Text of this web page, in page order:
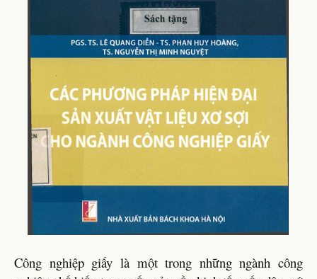
Công nghiệp giấy là một trong những ngành công